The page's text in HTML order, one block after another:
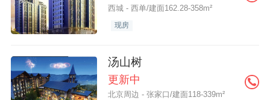
西城 - 西单/建面162.28-358m²
现房
汤山树
更新中
北京周边 - 张家口/建面118-339m²